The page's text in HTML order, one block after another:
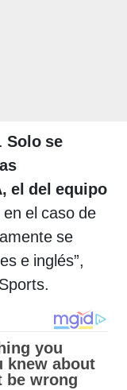
Solo se
el del equipo
el caso de
se
e inglés”,